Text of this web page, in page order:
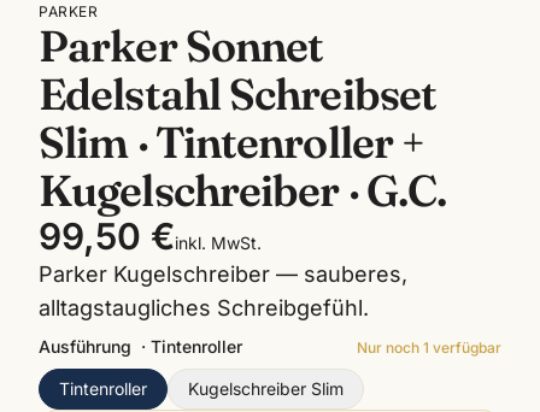
PARKER
Parker Sonnet
Edelstahl Schreibset
Slim · Tintenroller +
Kugelschreiber · G.C.
99,50 €inkl. MwSt.
Parker Kugelschreiber — sauberes,
alltagstaugliches Schreibgefühl.
Ausführung · Tintenroller Nur noch 1 verfügbar
Tintenroller Kugelschreiber Slim